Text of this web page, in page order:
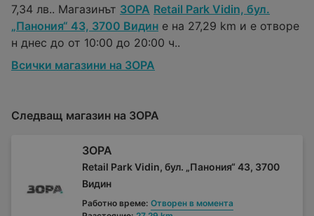
7,34 лв.. Магазинът ЗОРА Retail Park Vidin, бул.
„Панония“ 43, 3700 Видин е на 27,29 km и е отворе
н днес до от 10:00 до 20:00 ч..
Всички магазини на ЗОРА
Следващ магазин на ЗОРА
ЗОРА
Retail Park Vidin, бул. „Панония“ 43, 3700
Видин
Работно време: Отворен в момента